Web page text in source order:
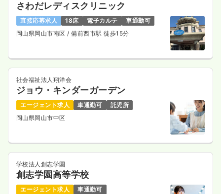
さわだレディスクリニック
直接応募求人 18床 電子カルテ
車通勤可
岡山県岡山市南区/ 備前西市駅 徒歩15分
社会福祉法人翔洋会
ジョウ・キンダーガーデン
エージェント求人 車通勤可
託児所
岡山県岡山市中区
学校法人創志学園
創志学園高等学校
エージェント求人
車通勤可